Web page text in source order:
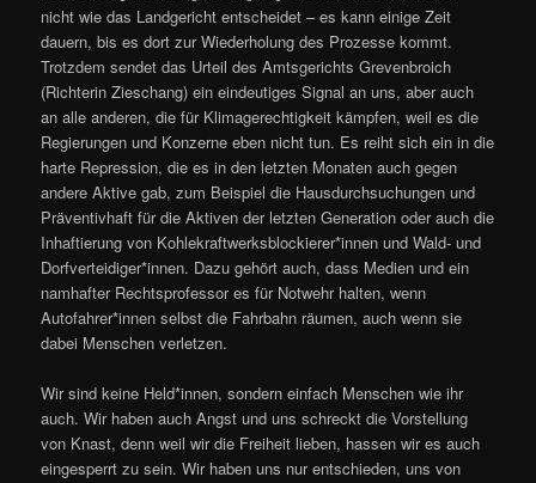
nicht wie das Landgericht entscheidet – es kann einige Zeit
dauern, bis es dort zur Wiederholung des Prozesse kommt.
Trotzdem sendet das Urteil des Amtsgerichts Grevenbroich
(Richterin Zieschang) ein eindeutiges Signal an uns, aber auch
an alle anderen, die für Klimagerechtigkeit kämpfen, weil es die
Regierungen und Konzerne eben nicht tun. Es reiht sich ein in die
harte Repression, die es in den letzten Monaten auch gegen
andere Aktive gab, zum Beispiel die Hausdurchsuchungen und
Präventivhaft für die Aktiven der letzten Generation oder auch die
Inhaftierung von Kohlekraftwerksblockierer*innen und Wald- und
Dorfverteidiger*innen. Dazu gehört auch, dass Medien und ein
namhafter Rechtsprofessor es für Notwehr halten, wenn
Autofahrer*innen selbst die Fahrbahn räumen, auch wenn sie
dabei Menschen verletzen.
Wir sind keine Held*innen, sondern einfach Menschen wie ihr
auch. Wir haben auch Angst und uns schreckt die Vorstellung
von Knast, denn weil wir die Freiheit lieben, hassen wir es auch
eingesperrt zu sein. Wir haben uns nur entschieden, uns von